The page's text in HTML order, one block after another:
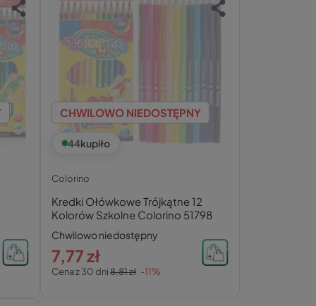
CHWILOWO NIEDOSTĘPNY
44kupiło
Colorino
Kredki Ołówkowe Trójkątne 12
Kolorów Szkolne Colorino 51798
Chwilowo niedostępny
Cena z 30 dni8,81 zł -11%
7,77 zł